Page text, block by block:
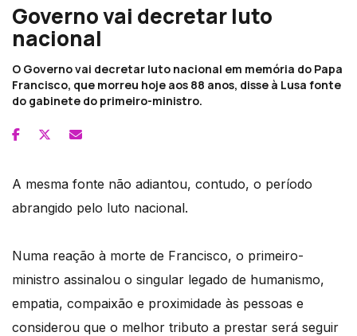
Governo vai decretar luto
nacional
O Governo vai decretar luto nacional em memória do Papa
Francisco, que morreu hoje aos 88 anos, disse à Lusa fonte
do gabinete do primeiro-ministro.
A mesma fonte não adiantou, contudo, o período
abrangido pelo luto nacional.
Numa reação à morte de Francisco, o primeiro-
ministro assinalou o singular legado de humanismo,
empatia, compaixão e proximidade às pessoas e
considerou que o melhor tributo a prestar será seguir